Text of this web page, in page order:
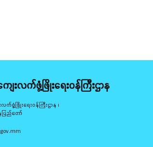
ေးလက်ဖွံ့ဖြိုးရေးဝန်ကြီးဌာန
က်ဖွံ့ဖြိုးရေးဝန်ကြီးဌာန ၊
ပြည်တော်